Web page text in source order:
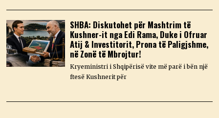
SHBA: Diskutohet për Mashtrim të
Kushner-it nga Edi Rama, Duke i Ofruar
Atij & Investitorit, Prona të Paligjshme,
në Zonë të Mbrojtur!
Kryeministri i Shqipërisë vite më parë i bën një
ftesë Kushnerit për